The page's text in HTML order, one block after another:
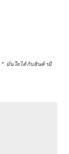
* มั่นใจได้กับสินค้ามี